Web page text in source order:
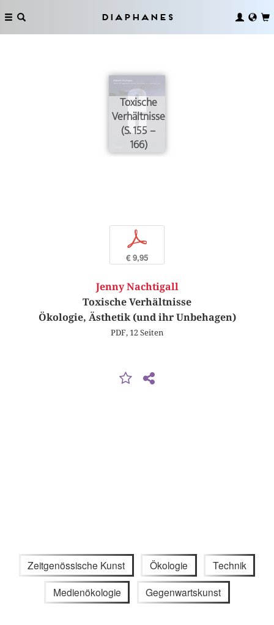
Diaphanes
Toxische
Verhältnisse
(S. 155 –
166)
p
€ 9,95
Jenny Nachtigall
Toxische Verhältnisse
Ökologie, Ästhetik (und ihr Unbehagen)
PDF, 12 Seiten
Zeitgenössische Kunst Ökologie Technik
Medienökologie Gegenwartskunst